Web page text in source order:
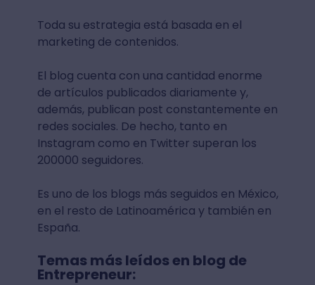
Toda su estrategia está basada en el
marketing de contenidos.
El blog cuenta con una cantidad enorme
de artículos publicados diariamente y,
además, publican post constantemente en
redes sociales. De hecho, tanto en
Instagram como en Twitter superan los
200000 seguidores.
Es uno de los blogs más seguidos en México,
en el resto de Latinoamérica y también en
España.
Temas más leídos en blog de
Entrepreneur: